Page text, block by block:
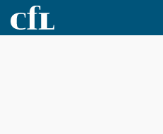
Spring til indhold